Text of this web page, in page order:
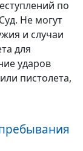
по
Не могут
и случаи
для
ударов
пистолета,